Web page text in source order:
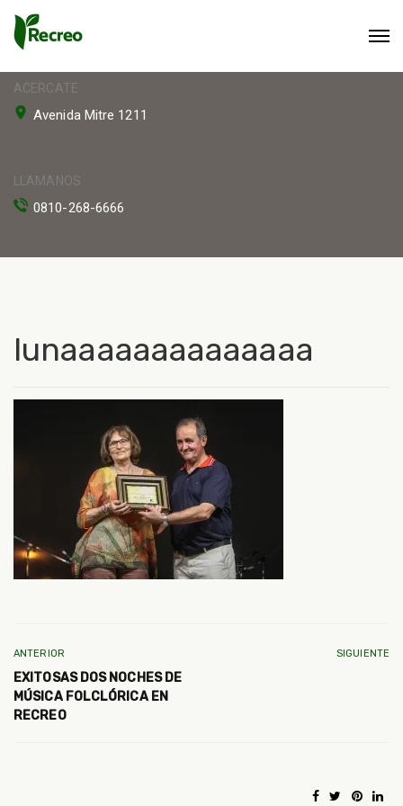
ACERCATE
Avenida Mitre 1211
LLAMANOS
0810-268-6666
lunaaaaaaaaaaaaaa
ANTERIOR
EXITOSAS DOS NOCHES DE
MÚSICA FOLCLÓRICA EN
RECREO
SIGUIENTE